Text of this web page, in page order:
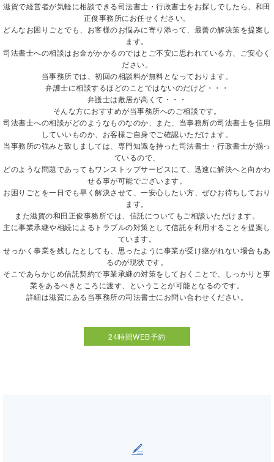
滋賀で経営者が気軽に相談できる司法書士・行政書士をお探しでしたら、和田
正俊事務所にお任せください。
どんなお困りごとでも、お客様のお悩みに寄り添って、最善の解決策を提案し
ます。
司法書士への相談はお金がかかるのではとご不安に思われている方、ご安心く
ださい。
当事務所では、初回の相談料が無料となっております。
弁護士に相談するほどのことではないのだけど・・・
弁護士は敷居が高くて・・・
そんな方におすすめが当事務所へのご相談です。
司法書士への相談がどのようなものなのか、また、当事務所の司法書士を信用
していいものか、お客様ご自身でご確認いただけます。
当事務所の強みと致しましては、専門知識を持った司法書士・行政書士が揃っ
ているので、
どのような問題であってもワンストップサービスにて、迅速に解決へと向かわ
せる事が可能でございます。
お困りごとを一日でも早く解決させて、一安心したい方、ぜひお待ちしており
ます。
また滋賀の和田正俊事務所では、信託についてもご相談いただけます。
主に事業承継や相続によるトラブルの対策として信託を利用することを提案し
ています。
せっかく事業を残したとしても、思ったように事業が受け継がれない場合もあ
るのが現状です。
そこであらかじめ信託契約で事業承継の対策をしておくことで、しっかりと事
業をあるべきところに渡す、ということが可能となるのです。
詳細は滋賀にある当事務所の司法書士にお問い合わせください。
24時間WEB予約